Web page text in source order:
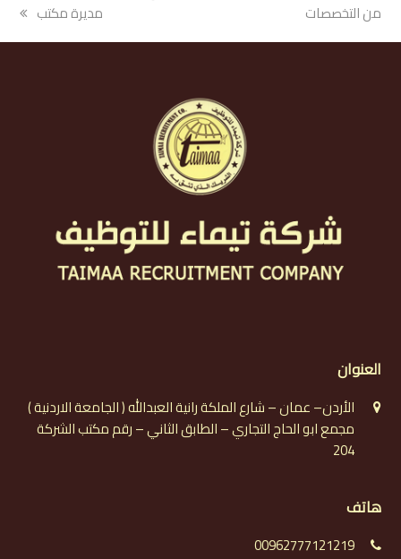
من التخصصات
مديرة مكتب
العنوان
الأردن– عمان – شارع الملكة رانية العبدالله ( الجامعة الاردنية )
مجمع ابو الحاج التجاري – الطابق الثاني – رقم مكتب الشركة
204
هاتف
00962777121219